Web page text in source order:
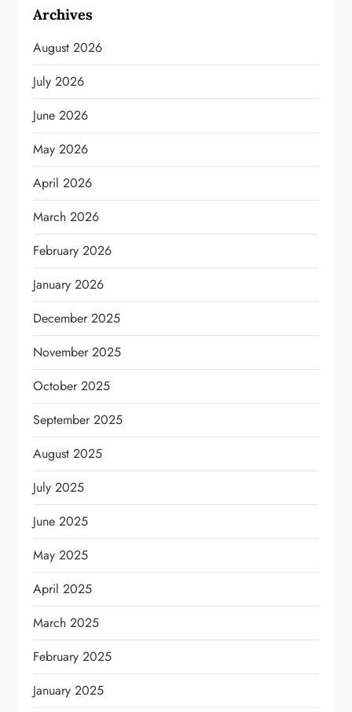
Archives
August 2026
July 2026
June 2026
May 2026
April 2026
March 2026
February 2026
January 2026
December 2025
November 2025
October 2025
September 2025
August 2025
July 2025
June 2025
May 2025
April 2025
March 2025
February 2025
January 2025